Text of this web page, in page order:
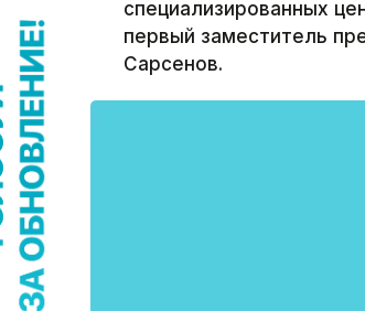
специализированных
первый заместитель
Сарсенов.